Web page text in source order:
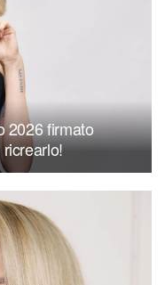
2026 firmato